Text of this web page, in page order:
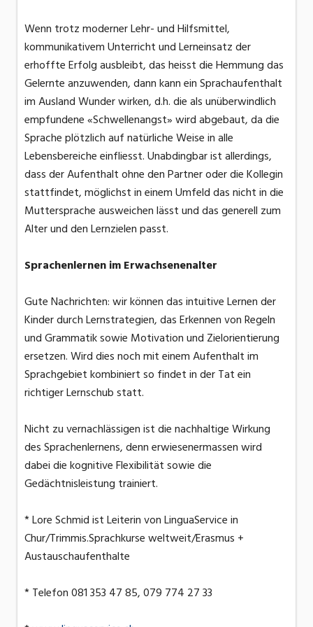
Wenn trotz moderner Lehr- und Hilfsmittel,
kommunikativem Unterricht und Lerneinsatz der
erhoffte Erfolg ausbleibt, das heisst die Hemmung das
Gelernte anzuwenden, dann kann ein Sprachaufenthalt
im Ausland Wunder wirken, d.h. die als unüberwindlich
empfundene «Schwellenangst» wird abgebaut, da die
Sprache plötzlich auf natürliche Weise in alle
Lebensbereiche einfliesst. Unabdingbar ist allerdings,
dass der Aufenthalt ohne den Partner oder die Kollegin
stattfindet, möglichst in einem Umfeld das nicht in die
Muttersprache ausweichen lässt und das generell zum
Alter und den Lernzielen passt.
Sprachenlernen im Erwachsenenalter
Gute Nachrichten: wir können das intuitive Lernen der
Kinder durch Lernstrategien, das Erkennen von Regeln
und Grammatik sowie Motivation und Zielorientierung
ersetzen. Wird dies noch mit einem Aufenthalt im
Sprachgebiet kombiniert so findet in der Tat ein
richtiger Lernschub statt.
Nicht zu vernachlässigen ist die nachhaltige Wirkung
des Sprachenlernens, denn erwiesenermassen wird
dabei die kognitive Flexibilität sowie die
Gedächtnisleistung trainiert.
* Lore Schmid ist Leiterin von LinguaService in
Chur/Trimmis.Sprachkurse weltweit/Erasmus +
Austauschaufenthalte
* Telefon 081 353 47 85, 079 774 27 33